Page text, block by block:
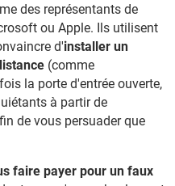
des représentants de
ou Apple. Ils utilisent
d'installer un
(comme
la porte d'entrée ouverte,
à partir de
de vous persuader que
faire payer pour un faux